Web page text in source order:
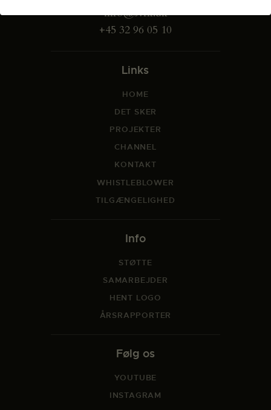
info@svfk.dk
+45 32 96 05 10
Links
HOME
DET SKER
PROJEKTER
CHANNEL
KONTAKT
WHISTLEBLOWER
TILGÆNGELIGHED
Info
STØTTE
SAMARBEJDER
HENT LOGO
ÅRSRAPPORTER
Følg os
YOUTUBE
INSTAGRAM